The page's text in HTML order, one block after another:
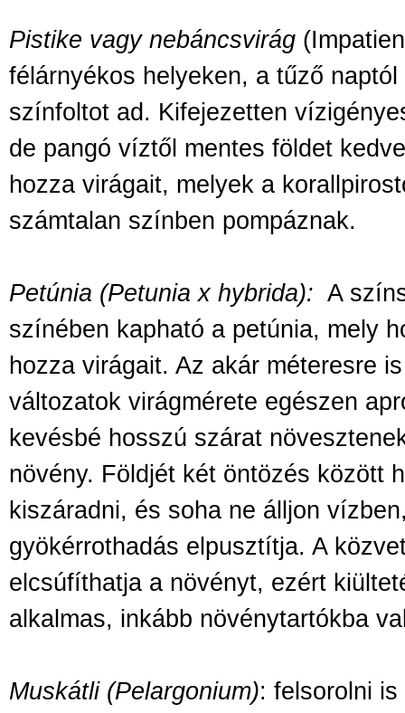
Pistike vagy nebáncsvirág
félárnyékos helyeken, a tűző
színfoltot ad. Kifejezetten
de pangó víztől mentes földet
hozza virágait, melyek a
számtalan színben pompáznak.
Petúnia (Petunia x hybrida): A
színében kapható a petúnia, mely
hozza virágait. Az akár méteresre
változatok virágmérete egészen
kevésbé hosszú szárat
növény. Földjét két öntözés között
kiszáradni, és soha ne álljon
gyökérrothadás elpusztítja. A
elcsúfíthatja a növényt, ezért
alkalmas, inkább növénytartókba
Muskátli (Pelargonium): felsorolni